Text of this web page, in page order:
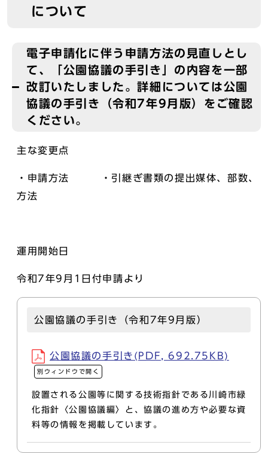
について
電子申請化に伴う申請方法の見直しとし
て、「公園協議の手引き」の内容を一部
改訂いたしました。詳細については公園
協議の手引き（令和7年9月版）をご確認
ください。
主な変更点
・申請方法 ・引継ぎ書類の提出媒体、部数、
方法
運用開始日
令和7年9月1日付申請より
公園協議の手引き（令和7年9月版）
公園協議の手引き(PDF, 692.75KB)
別ウィンドウで開く
設置される公園等に関する技術指針である川崎市緑
化指針〈公園協議編〉と、協議の進め方や必要な資
料等の情報を掲載しています。